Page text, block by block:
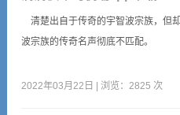
清楚出自于传奇的宇智波宗族，但
波宗族的传奇名声彻底不匹配。
2022年03月22日 | 浏览：2825 次